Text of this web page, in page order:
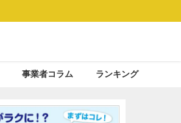
事業者コラム ランキング